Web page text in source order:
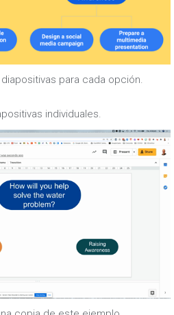
para cada opción.
individuales.